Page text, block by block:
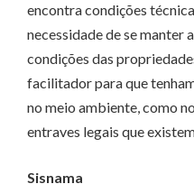
encontra condições
necessidade de se manter
condições das
facilitador para que
no meio ambiente, como
entraves legais que
Sisnama